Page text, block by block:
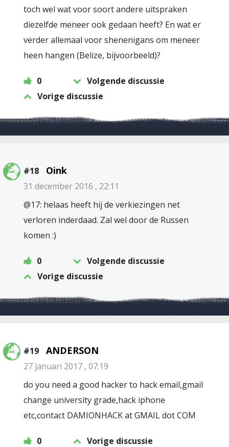
toch wel wat voor soort andere uitspraken
diezelfde meneer ook gedaan heeft? En wat er
verder allemaal voor shenenigans om meneer
heen hangen (Belize, bijvoorbeeld)?
0
Volgende discussie
Vorige discussie
#18 Oink
31 december 2016 , 22:11
@17: helaas heeft hij de verkiezingen net
verloren inderdaad. Zal wel door de Russen
komen :)
0
Volgende discussie
Vorige discussie
#19 ANDERSON
27 januari 2017 , 07:19
do you need a good hacker to hack email,gmail
change university grade,hack iphone
etc,contact DAMIONHACK at GMAIL dot COM
0 Vorige discussie